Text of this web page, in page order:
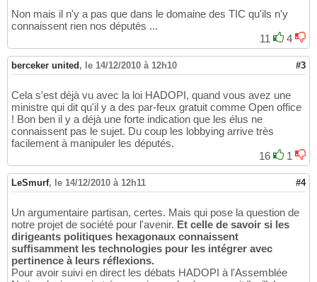
Non mais il n'y a pas que dans le domaine des TIC qu'ils n'y
connaissent rien nos députés ...
11
4
berceker united , le 14/12/2010 à 12h10 #3
Cela s'est déjà vu avec la loi HADOPI, quand vous avez une
ministre qui dit qu'il y a des par-feux gratuit comme Open office
! Bon ben il y a déjà une forte indication que les élus ne
connaissent pas le sujet. Du coup les lobbying arrive très
facilement à manipuler les députés.
16
1
LeSmurf, le 14/12/2010 à 12h11 #4
Un argumentaire partisan, certes. Mais qui pose la question de
notre projet de société pour l'avenir. Et celle de savoir si les
dirigeants politiques hexagonaux connaissent
suffisamment les technologies pour les intégrer avec
pertinence à leurs réflexions.
Pour avoir suivi en direct les débats HADOPI à l'Assemblée